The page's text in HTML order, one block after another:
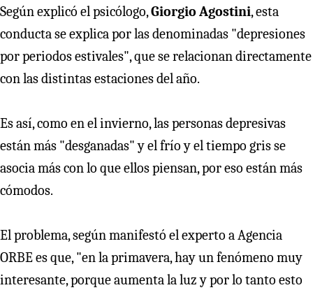
Según explicó el psicólogo,Giorgio Agostini, esta
conducta se explica por las denominadas "depresiones
por periodos estivales", que se relacionan directamente
con las distintas estaciones del año.
Es así, como en el invierno, las personas depresivas
están más "desganadas" y el frío y el tiempo gris se
asocia más con lo que ellos piensan, por eso están más
cómodos.
El problema, según manifestó el experto a Agencia
ORBE es que, "en la primavera, hay un fenómeno muy
interesante, porque aumenta la luz y por lo tanto esto